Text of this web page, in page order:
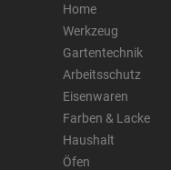
Home
Werkzeug
Gartentechnik
Arbeitsschutz
Eisenwaren
Farben & Lacke
Haushalt
Öfen